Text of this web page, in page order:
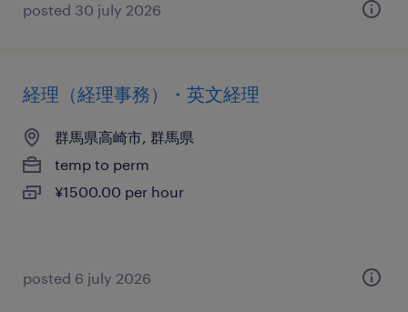
posted 30 july 2026
経理（経理事務）・英文経理
群馬県高崎市, 群馬県
temp to perm
¥1500.00 per hour
posted 6 july 2026